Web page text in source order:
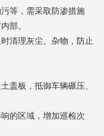
等，需采取防渗措施
部。
清理灰尘、杂物，防止
盖板，抵御车辆碾压、
的区域，增加巡检次